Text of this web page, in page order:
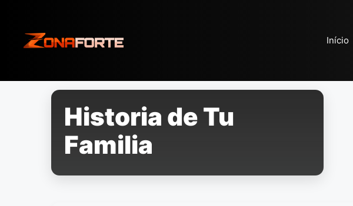
conteúdo
Início
Historia de Tu
Familia